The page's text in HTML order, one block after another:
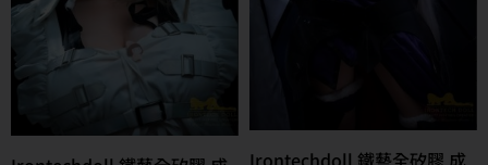
Irontechdoll 鐵藝全矽膠 成